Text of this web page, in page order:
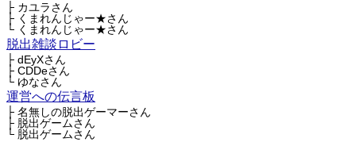
├ カユラさん
├ くまれんじゃー★さん
└ くまれんじゃー★さん
脱出雑談ロビー
├ dEyXさん
├ CDDeさん
└ ゆなさん
運営への伝言板
├ 名無しの脱出ゲーマーさん
├ 脱出ゲームさん
└ 脱出ゲームさん